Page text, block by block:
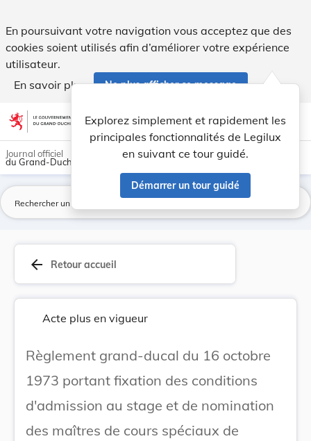
En poursuivant votre navigation vous acceptez que des
cookies soient utilisés afin d’améliorer votre expérience
utilisateur.
En savoir plus
Ne plus afficher ce message
Aller au contenu account_circle help Aide
Explorez simplement et rapidement les
principales fonctionnalités de Legilux
en suivant ce tour guidé.
Démarrer un tour guidé
light_mode dark_mode
Journal officiel
du Grand-Duché de Luxembourg
arrow_back Retour accueil
Acte plus en vigueur
Règlement grand-ducal du 16 octobre
1973 portant fixation des conditions
d'admission au stage et de nomination
des maîtres de cours spéciaux de